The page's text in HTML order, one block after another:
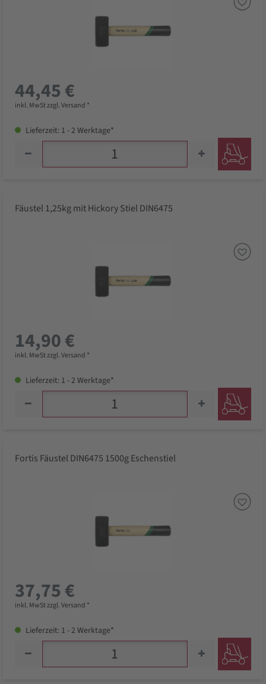
44,45 €
inkl. MwSt zzgl. Versand *
Lieferzeit: 1 - 2 Werktage*
Fäustel 1,25kg mit Hickory Stiel DIN6475
14,90 €
inkl. MwSt zzgl. Versand *
Lieferzeit: 1 - 2 Werktage*
Fortis Fäustel DIN6475 1500g Eschenstiel
37,75 €
inkl. MwSt zzgl. Versand *
Lieferzeit: 1 - 2 Werktage*